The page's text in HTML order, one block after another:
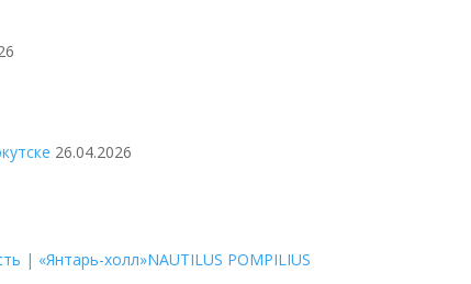
26.04.2026
| «Янтарь-холл»NAUTILUS POMPILIUS